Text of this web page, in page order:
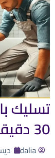
تسليك
30 دقيقة | 60058002
dalia